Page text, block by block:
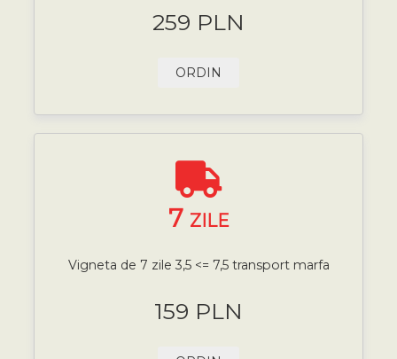
259 PLN
ORDIN
7 ZILE
Vigneta de 7 zile 3,5 <= 7,5 transport marfa
159 PLN